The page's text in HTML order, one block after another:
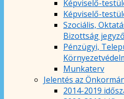
Képviselő-
Képviselő-
Szociális,
Bizottság
Pénzügyi,
Munkaterv
Jelentés az
2014-2019